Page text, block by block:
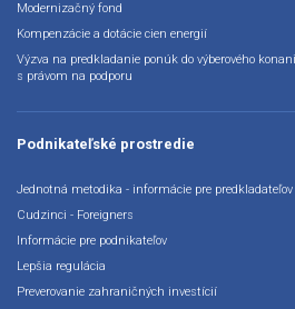
Modernizačný fond
Kompenzácie a dotácie cien energií
Výzva na predkladanie ponúk do výberového
s právom na podporu
Podnikateľské prostredie
Jednotná metodika - informácie pre predkladateľov
Cudzinci - Foreigners
Informácie pre podnikateľov
Lepšia regulácia
Preverovanie zahraničných investícií